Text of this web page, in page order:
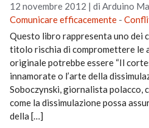
12 novembre 2012 |di Arduino
Comunicare efficacemente -
Questo libro rappresenta uno dei
titolo rischia di compromettere
originale potrebbe essere “Il
innamorate o l’arte della
Soboczynski, giornalista polacco,
come la dissimulazione possa
della […]